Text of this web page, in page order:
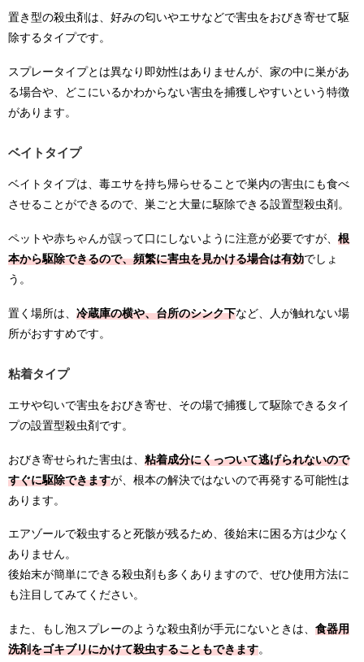
置き型の殺虫剤は、好みの匂いやエサなどで害虫をおびき寄せて駆
除するタイプです。
スプレータイプとは異なり即効性はありませんが、家の中に巣があ
る場合や、どこにいるかわからない害虫を捕獲しやすいという特徴
があります。
ベイトタイプ
ベイトタイプは、毒エサを持ち帰らせることで巣内の害虫にも食べ
させることができるので、巣ごと大量に駆除できる設置型殺虫剤。
ペットや赤ちゃんが誤って口にしないように注意が必要ですが、 根
本から駆除できるので、頻繁に害虫を見かける場合は有効でしょ
う。
置く場所は、 冷蔵庫の横や、台所のシンク下など、人が触れない場
所がおすすめです。
粘着タイプ
エサや匂いで害虫をおびき寄せ、その場で捕獲して駆除できるタイ
プの設置型殺虫剤です。
おびき寄せられた害虫は、 粘着成分にくっついて逃げられないので
すぐに駆除できますが、根本の解決ではないので再発する可能性は
あります。
エアゾールで殺虫すると死骸が残るため、後始末に困る方は少なく
ありません。
後始末が簡単にできる殺虫剤も多くありますので、ぜひ使用方法に
も注目してみてください。
また、もし泡スプレーのような殺虫剤が手元にないときは、 食器用
洗剤をゴキブリにかけて殺虫することもできます。